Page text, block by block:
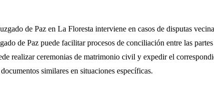
de Paz en La Floresta interviene en casos de disputas
de Paz puede facilitar procesos de conciliación entre las
realizar ceremonias de matrimonio civil y expedir el
similares en situaciones específicas.